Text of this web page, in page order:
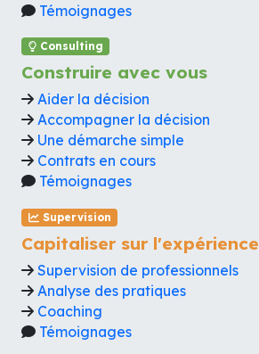
Témoignages
Consulting
Construire avec vous
Aider la décision
Accompagner la décision
Une démarche simple
Contrats en cours
Témoignages
Supervision
Capitaliser sur l'expérience
Supervision de professionnels
Analyse des pratiques
Coaching
Témoignages